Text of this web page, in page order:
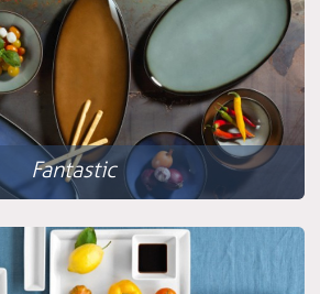
Fantastic